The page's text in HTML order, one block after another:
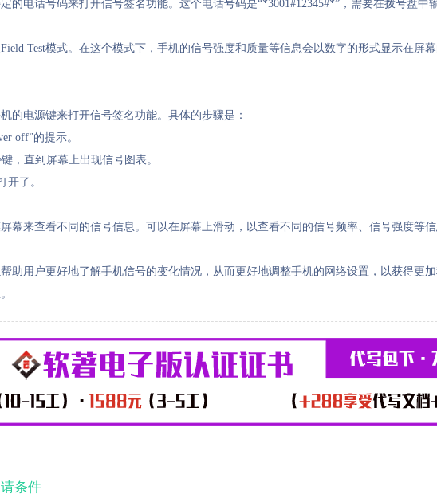
的电话号码来打开信号签名功能。这个电话号码是“*3001#12345#*”，需要在拨号盘中
Test模式。在这个模式下，手机的信号强度和质量等信息会以数字的形式显示在屏
的电源键来打开信号签名功能。具体的步骤是：
off”的提示。
，直到屏幕上出现信号图表。
开了。
幕来查看不同的信号信息。可以在屏幕上滑动，以查看不同的信号频率、信号强度等
助用户更好地了解手机信号的变化情况，从而更好地调整手机的网络设置，以获得更
条件